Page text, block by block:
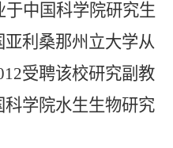
于中国科学院研究生
亚利桑那州立大学从
受聘该校研究副教
科学院水生生物研究